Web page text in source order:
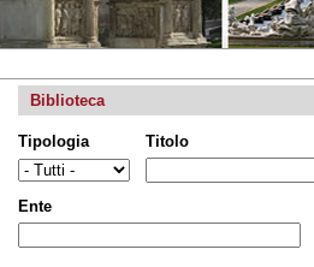
Biblioteca
Tipologia Titolo
Ente